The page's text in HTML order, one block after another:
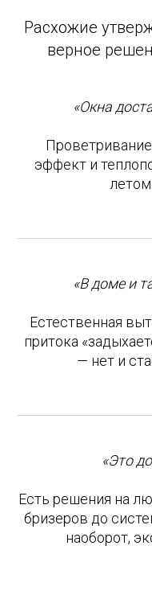
Расхожие
верное
«Окна
эффект и
«В доме и
Естественная
притока
— нет и
«Это
Есть решения на
бризеров до
наоборот,